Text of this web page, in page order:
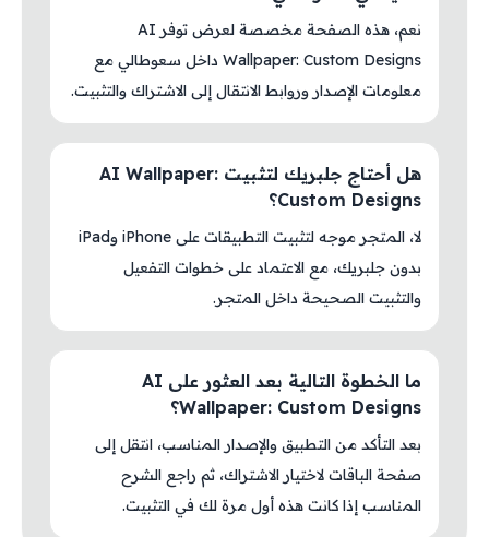
نعم، هذه الصفحة مخصصة لعرض توفر AI
Wallpaper: Custom Designs داخل سعوطالي مع
معلومات الإصدار وروابط الانتقال إلى الاشتراك والتثبيت.
هل أحتاج جلبريك لتثبيت AI Wallpaper:
Custom Designs؟
لا، المتجر موجه لتثبيت التطبيقات على iPhone وiPad
بدون جلبريك، مع الاعتماد على خطوات التفعيل
والتثبيت الصحيحة داخل المتجر.
ما الخطوة التالية بعد العثور على AI
Wallpaper: Custom Designs؟
بعد التأكد من التطبيق والإصدار المناسب، انتقل إلى
صفحة الباقات لاختيار الاشتراك، ثم راجع الشرح
المناسب إذا كانت هذه أول مرة لك في التثبيت.